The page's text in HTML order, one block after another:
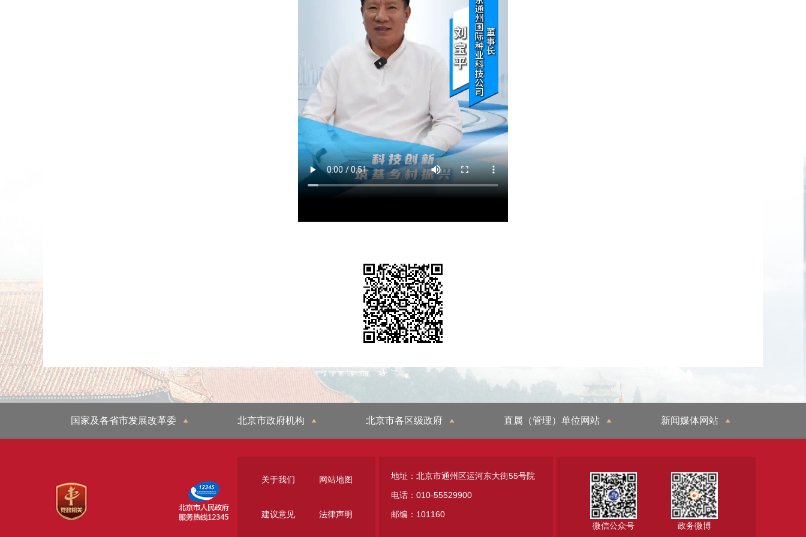
国家及各省市发展改革委 北京市政府机构 北京市各区级政府 直属（管理）单位网站 新闻媒体网站
关于我们 网站地图
建议意见 法律声明
地址：北京市通州区运河东大街55号院
电话：010-55529900
邮编：101160
微信公众号
政务微博